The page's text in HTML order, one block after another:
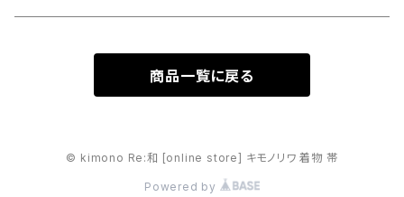
商品一覧に戻る
© kimono Re:和 [online store] キモノリワ 着物 帯
Powered by